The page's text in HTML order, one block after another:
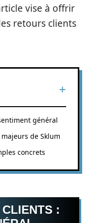
vise à offrir
retours clients
général
de Sklum
concrets
CLIENTS :